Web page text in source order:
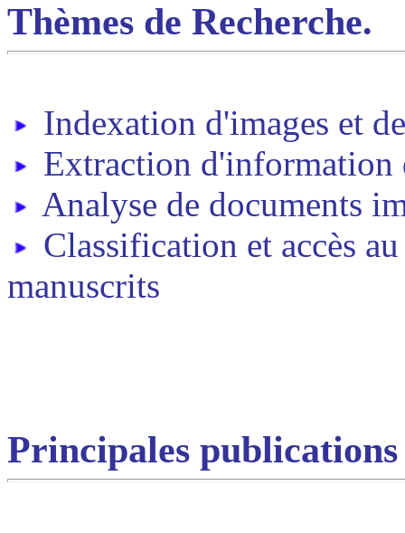
Thèmes de Recherche.
Indexation d'images et
Extraction d'information
Analyse de documents
Classification et accès
manuscrits
Principales publications